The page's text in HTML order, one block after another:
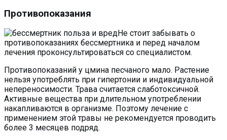
Противопоказания
Не стоит забывать о
противопоказаниях бессмертника и перед началом
лечения проконсультироваться со специалистом.
Противопоказаний у цмина песчаного мало. Растение
нельзя употреблять при гипертонии и индивидуальной
непереносимости. Трава считается слаботоксичной.
Активные вещества при длительном употреблении
накапливаются в организме. Поэтому лечение с
применением этой травы не рекомендуется проводить
более 3 месяцев подряд.